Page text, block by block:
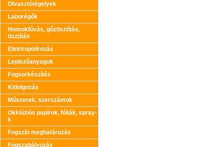
Olvasztótégelyek
Laborégők
Homokfúvás, gőztisztítás,
tisztítás
Elektropolírozás
Leplezőanyagok
Fogsorkészítés
Kidolgozás
Műszerek, szerszámok
Okklúziós papírok, fóliák, spray-
k
Fogszín meghatározás
Fogszabályozás